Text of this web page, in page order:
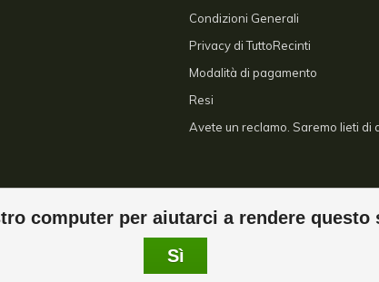
computer per aiutarci a rendere
Sì
Condizioni Generali
Privacy di TuttoRecinti
Modalità di pagamento
Resi
Avete un reclamo. Saremo lieti di